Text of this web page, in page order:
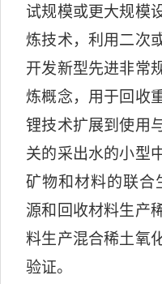
试规模或更大规模
炼技术，利用二次
开发新型先进非常
炼概念，用于回收
锂技术扩展到使用
关的采出水的小型
矿物和材料的联合
源和回收材料生产
料生产混合稀土氧
验证。